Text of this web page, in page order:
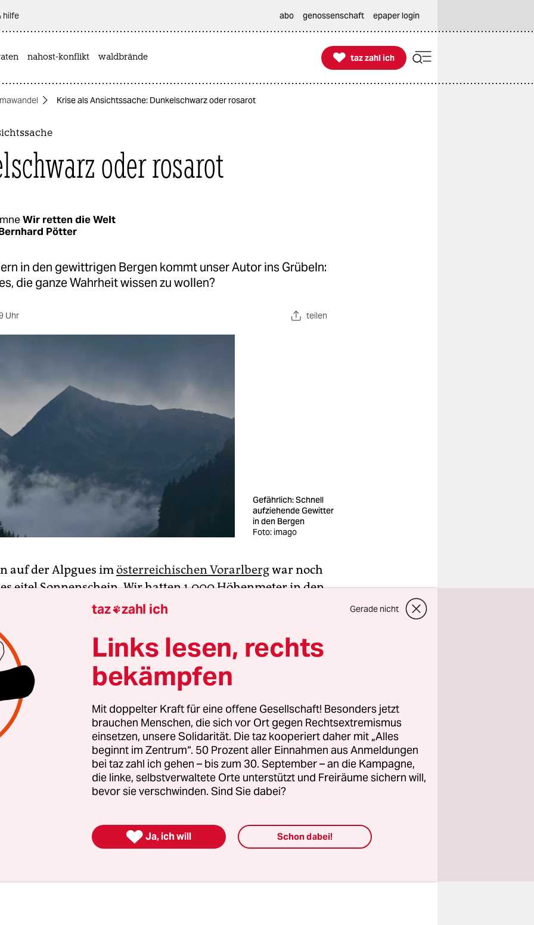
hilfe abo genossenschaft epaper login
nahost-konflikt waldbrände 
taz zahl ich
taz zahl ich
Krise als Ansichtssache: Dunkelschwarz oder rosarot
oder rosarot
Wir retten die Welt
Pötter
in den gewittrigen Bergen kommt unser Autor ins Grübeln:
die ganze Wahrheit wissen zu wollen?
Uhr teilen
Gefährlich: Schnell
aufziehende Gewitter
in den Bergen
Foto: imago
auf der Alpgues imösterreichischen Vorarlbergwar noch
eitel Sonnenschein. Wir hatten 1.000 Höhenmeter in den
die Rucksäckevoller frisch gesammelter Pfifferlinge
Apfelschorle vor uns.
ja wieder runter: In der Nachmittagshitze setzen wir
auf, füllten die Wasserflaschen und machten
quatschend an den Abstieg. Irgendwann blickten wir
mal ans Ende des Tals: Uups – da war ja alles finster! Von
eine dunkle Wolkenwand heran, und in der krachte
es.
taz zahl ich Gerade nicht
Links lesen, rechts
bekämpfen
Mit doppelter Kraft für eine offene Gesellschaft! Besonders jetzt
brauchen Menschen, die sich vor Ort gegen Rechtsextremismus
einsetzen, unsere Solidarität. Die taz kooperiert daher mit „Alles
beginnt im Zentrum“. 50 Prozent aller Einnahmen aus Anmeldungen
bei taz zahl ich gehen – bis zum 30. September – an die Kampagne,
die linke, selbstverwaltete Orte unterstützt und Freiräume sichern will,
bevor sie verschwinden. Sind Sie dabei?
 Ja, ich will Schon dabei!